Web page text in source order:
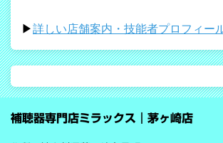
▶詳しい店舗案内・技能者プロフィー
補聴器専門店ミラックス｜茅ヶ崎店